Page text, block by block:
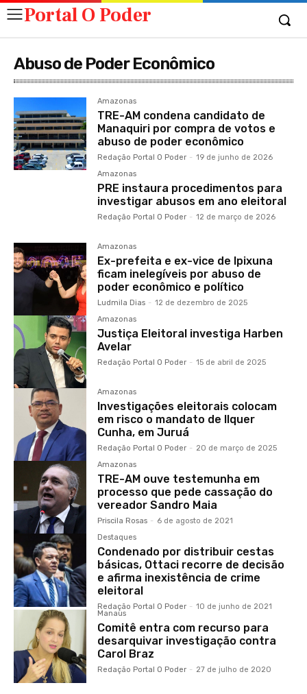
Portal O Poder
Abuso de Poder Econômico
Amazonas
TRE-AM condena candidato de
Manaquiri por compra de votos e
abuso de poder econômico
Redação Portal O Poder - 19 de junho de 2026
Amazonas
PRE instaura procedimentos para
investigar abusos em ano eleitoral
Redação Portal O Poder - 12 de março de 2026
Amazonas
Ex-prefeita e ex-vice de Ipixuna
ficam inelegíveis por abuso de
poder econômico e político
Ludmila Dias - 12 de dezembro de 2025
Amazonas
Justiça Eleitoral investiga Harben
Avelar
Redação Portal O Poder - 15 de abril de 2025
Amazonas
Investigações eleitorais colocam
em risco o mandato de Ilquer
Cunha, em Juruá
Redação Portal O Poder - 20 de março de 2025
Amazonas
TRE-AM ouve testemunha em
processo que pede cassação do
vereador Sandro Maia
Priscila Rosas - 6 de agosto de 2021
Destaques
Condenado por distribuir cestas
básicas, Ottaci recorre de decisão
e afirma inexistência de crime
eleitoral
Redação Portal O Poder - 10 de junho de 2021
Manaus
Comitê entra com recurso para
desarquivar investigação contra
Carol Braz
Redação Portal O Poder - 27 de julho de 2020